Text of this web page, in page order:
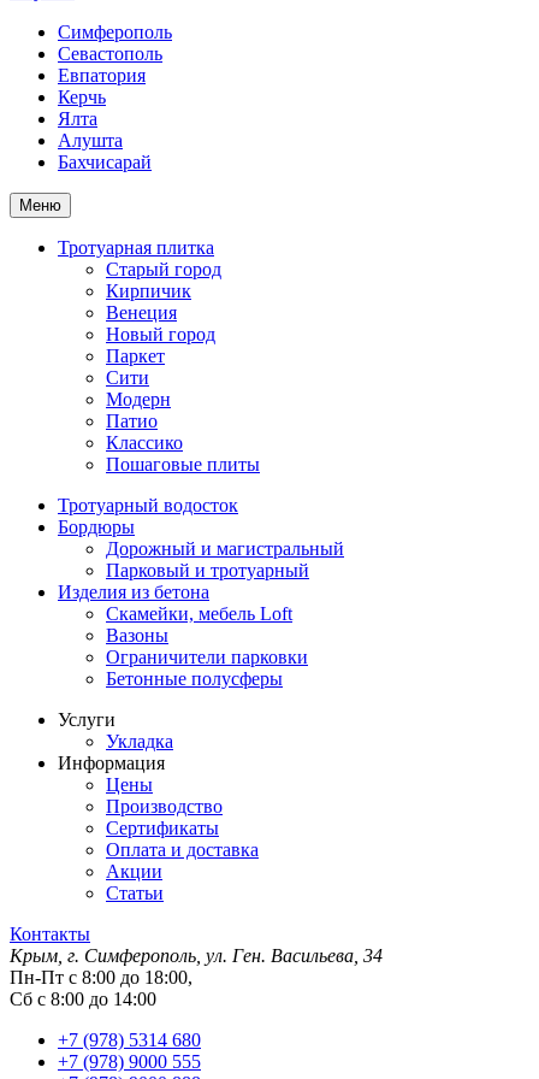
Симферополь
Севастополь
Евпатория
Керчь
Ялта
Алушта
Бахчисарай
Меню
Тротуарная плитка
Старый город
Кирпичик
Венеция
Новый город
Паркет
Сити
Модерн
Патио
Классико
Пошаговые плиты
Тротуарный водосток
Бордюры
Дорожный и магистральный
Парковый и тротуарный
Изделия из бетона
Скамейки, мебель Loft
Вазоны
Ограничители парковки
Бетонные полусферы
Услуги
Укладка
Информация
Цены
Производство
Сертификаты
Оплата и доставка
Акции
Статьи
Контакты
Крым, г. Симферополь, ул. Ген. Васильева, 34
Пн-Пт с 8:00 до 18:00,
Сб с 8:00 до 14:00
+7 (978) 5314 680
+7 (978) 9000 555